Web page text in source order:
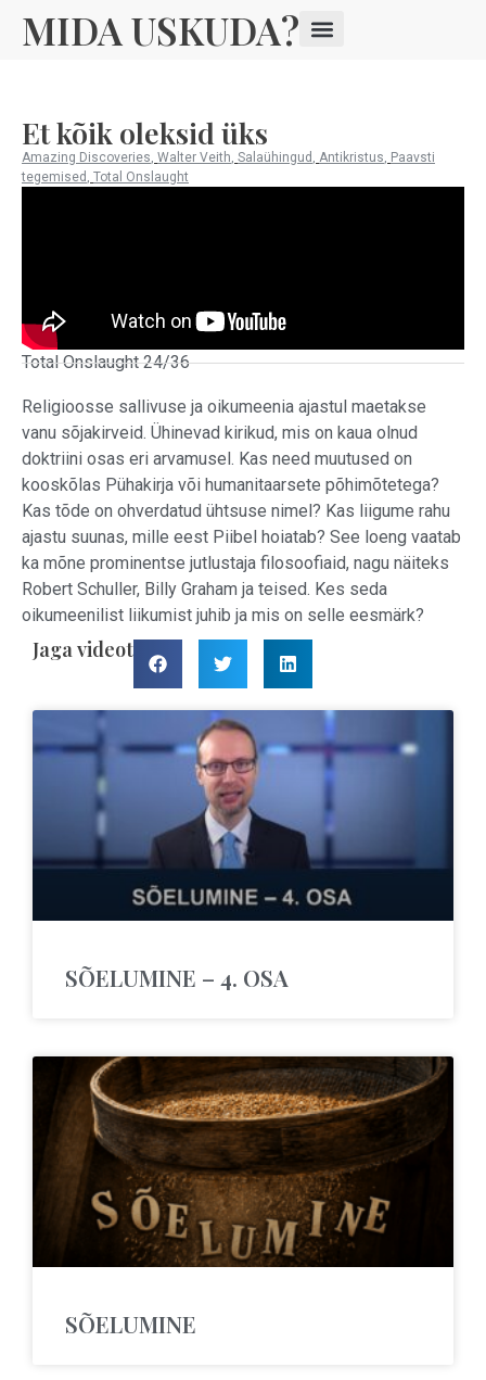
MIDA USKUDA?
Et kõik oleksid üks
Amazing Discoveries, Walter Veith, Salaühingud , Antikristus, Paavsti
tegemised , Total Onslaught
Total Onslaught 24/36
Religioosse sallivuse ja oikumeenia ajastul maetakse
vanu sõjakirveid. Ühinevad kirikud, mis on kaua olnud
doktriini osas eri arvamusel. Kas need muutused on
kooskõlas Pühakirja või humanitaarsete põhimõtetega?
Kas tõde on ohverdatud ühtsuse nimel? Kas liigume rahu
ajastu suunas, mille eest Piibel hoiatab? See loeng vaatab
ka mõne prominentse jutlustaja filosoofiaid, nagu näiteks
Robert Schuller, Billy Graham ja teised. Kes seda
oikumeenilist liikumist juhib ja mis on selle eesmärk?
Jaga videot
SÕELUMINE – 4. OSA
SÕELUMINE